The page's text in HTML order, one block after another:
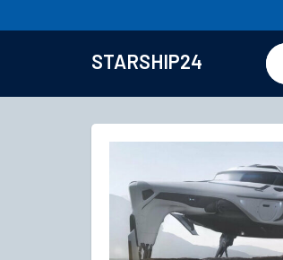
STARSHIP24